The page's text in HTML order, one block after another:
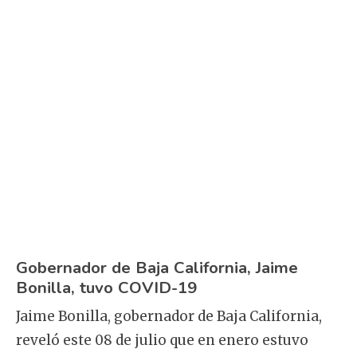
Gobernador de Baja California, Jaime
Bonilla, tuvo COVID-19
Jaime Bonilla, gobernador de Baja California,
reveló este 08 de julio que en enero estuvo